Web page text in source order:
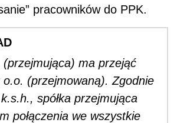
pracowników do PPK.
(przejmująca) ma przejąć
o.o. (przejmowaną). Zgodnie
spółka przejmująca
połączenia we wszystkie